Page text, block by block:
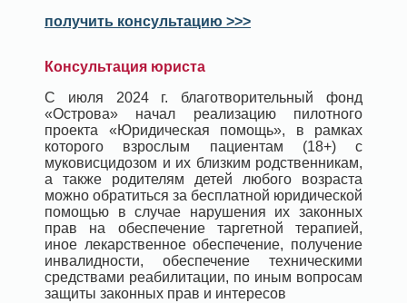
получить консультацию >>>
Консультация юриста
С июля 2024 г. благотворительный фонд
«Острова» начал реализацию пилотного
проекта «Юридическая помощь», в рамках
которого взрослым пациентам (18+) с
муковисцидозом и их близким родственникам,
а также родителям детей любого возраста
можно обратиться за бесплатной юридической
помощью в случае нарушения их законных
прав на обеспечение таргетной терапией,
иное лекарственное обеспечение, получение
инвалидности, обеспечение техническими
средствами реабилитации, по иным вопросам
защиты законных прав и интересов